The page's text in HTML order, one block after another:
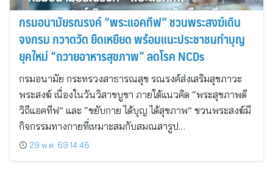
กรมอนามัยรณรงค์ “พระแอคทีฟ” ชวนพระสงฆ์เดิน
จงกรม กวาดวัด ยืดเหยียด พร้อมแนะประชาชนทำบุญ
ยุคใหม่ “ถวายอาหารสุขภาพ” ลดโรค NCDs
กรมอนามัย กระทรวงสาธารณสุข รณรงค์ส่งเสริมสุขภาวะ
พระสงฆ์ เนื่องในวันวิสาขบูชา ภายใต้แนวคิด “พระสุขภาพดี
วิถีแอคทีฟ” และ “ขยับกาย ได้บุญ ได้สุขภาพ” ชวนพระสงฆ์มี
กิจกรรมทางกายที่เหมาะสมกับสมณสารูป…
29 พ.ค. 69 14:46